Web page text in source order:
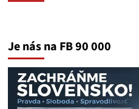
Je nás na FB 90 000